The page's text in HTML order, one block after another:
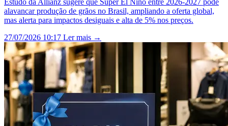
alavancar produção de grãos no Brasil, ampliando a oferta global,
mas alerta para impactos desiguais e alta de 5% nos preços.
27/07/2026 10:17 Ler mais →